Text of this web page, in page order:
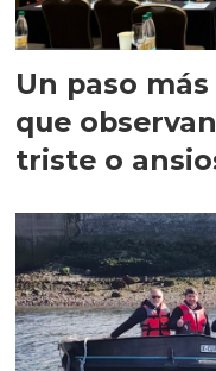
Un paso
que
triste o